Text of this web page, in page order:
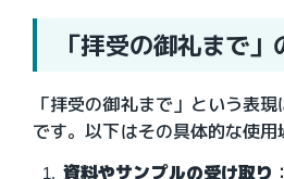
「拝受の御礼まで
「拝受の御礼まで」という表
です。以下はその具体的な使用
資料やサンプルの受け取り